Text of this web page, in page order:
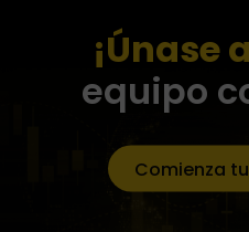
¡Únase
equipo
Comienza